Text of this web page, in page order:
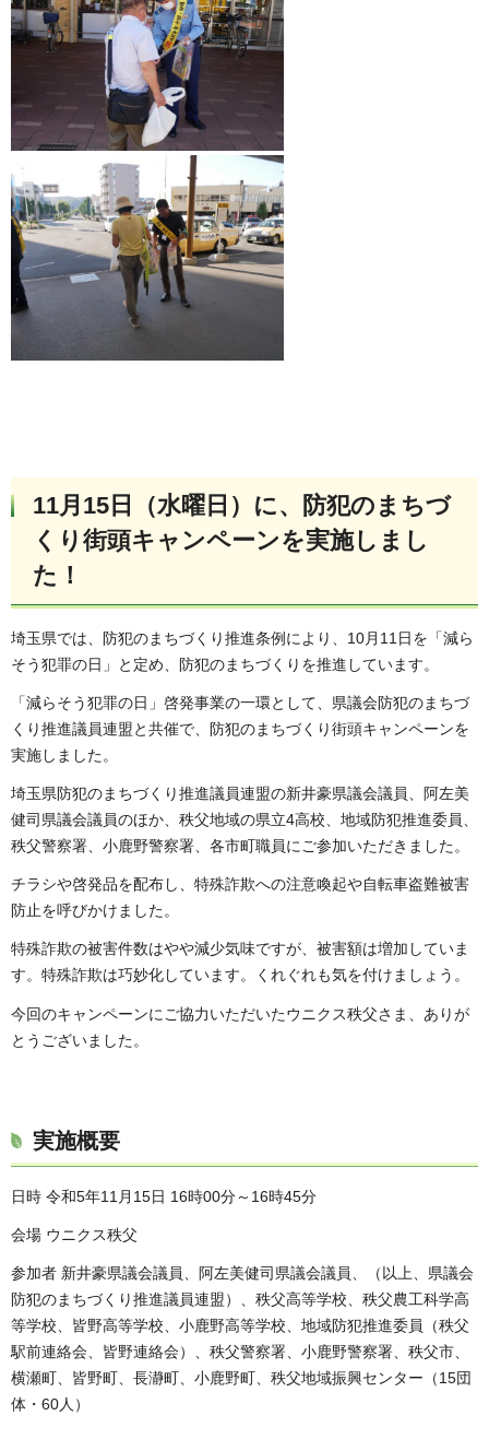
11月15日（水曜日）に、防犯のまちづ
くり街頭キャンペーンを実施しまし
た！
埼玉県では、防犯のまちづくり推進条例により、10月11日を「減ら
そう犯罪の日」と定め、防犯のまちづくりを推進しています。
「減らそう犯罪の日」啓発事業の一環として、県議会防犯のまちづ
くり推進議員連盟と共催で、防犯のまちづくり街頭キャンペーンを
実施しました。
埼玉県防犯のまちづくり推進議員連盟の新井豪県議会議員、阿左美
健司県議会議員のほか、秩父地域の県立4高校、地域防犯推進委員、
秩父警察署、小鹿野警察署、各市町職員にご参加いただきました。
チラシや啓発品を配布し、特殊詐欺への注意喚起や自転車盗難被害
防止を呼びかけました。
特殊詐欺の被害件数はやや減少気味ですが、被害額は増加していま
す。特殊詐欺は巧妙化しています。くれぐれも気を付けましょう。
今回のキャンペーンにご協力いただいたウニクス秩父さま、ありが
とうございました。
実施概要
日時 令和5年11月15日 16時00分～16時45分
会場 ウニクス秩父
参加者 新井豪県議会議員、阿左美健司県議会議員、（以上、県議会
防犯のまちづくり推進議員連盟）、秩父高等学校、秩父農工科学高
等学校、皆野高等学校、小鹿野高等学校、地域防犯推進委員（秩父
駅前連絡会、皆野連絡会）、秩父警察署、小鹿野警察署、秩父市、
横瀬町、皆野町、長瀞町、小鹿野町、秩父地域振興センター（15団
体・60人）